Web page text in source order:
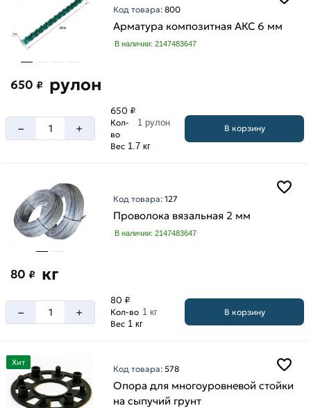
А500С
Код товара:800
Арматура композитная АКС 6 мм
В наличии: 2147483647
650 ₽ рулон
– +
650 ₽
Кол-
во
1 рулон
Вес 1.7 кг
В корзину
Код товара:127
Проволока вязальная 2 мм
В наличии: 2147483647
80 ₽ кг
– +
80 ₽
Кол-во 1 кг
Вес 1 кг
В корзину
Хит
Код товара:578
Опора для многоуровневой стойки
на сыпучий грунт